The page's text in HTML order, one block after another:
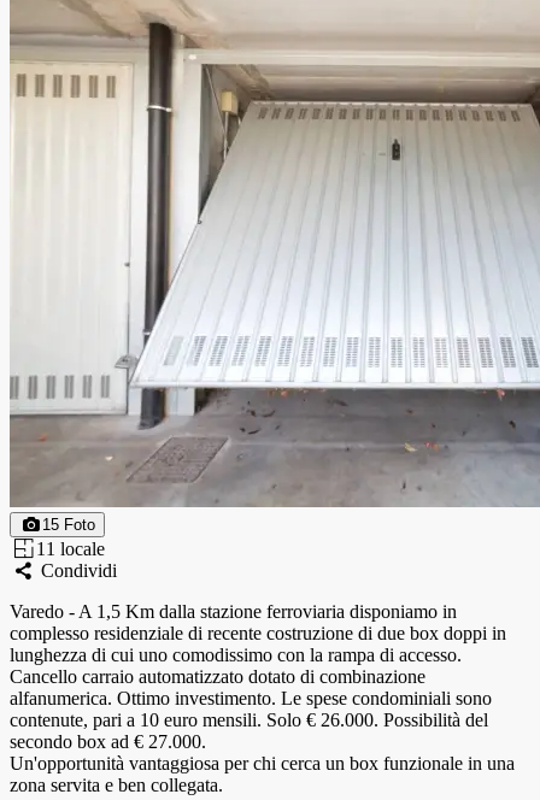
15 Foto
3030m2
1 1 locale
Condividi
Varedo - A 1,5 Km dalla stazione ferroviaria disponiamo in
complesso residenziale di recente costruzione di due box doppi in
lunghezza di cui uno comodissimo con la rampa di accesso.
Cancello carraio automatizzato dotato di combinazione
alfanumerica. Ottimo investimento. Le spese condominiali sono
contenute, pari a 10 euro mensili. Solo € 26.000. Possibilità del
secondo box ad € 27.000.
Un'opportunità vantaggiosa per chi cerca un box funzionale in una
zona servita e ben collegata.